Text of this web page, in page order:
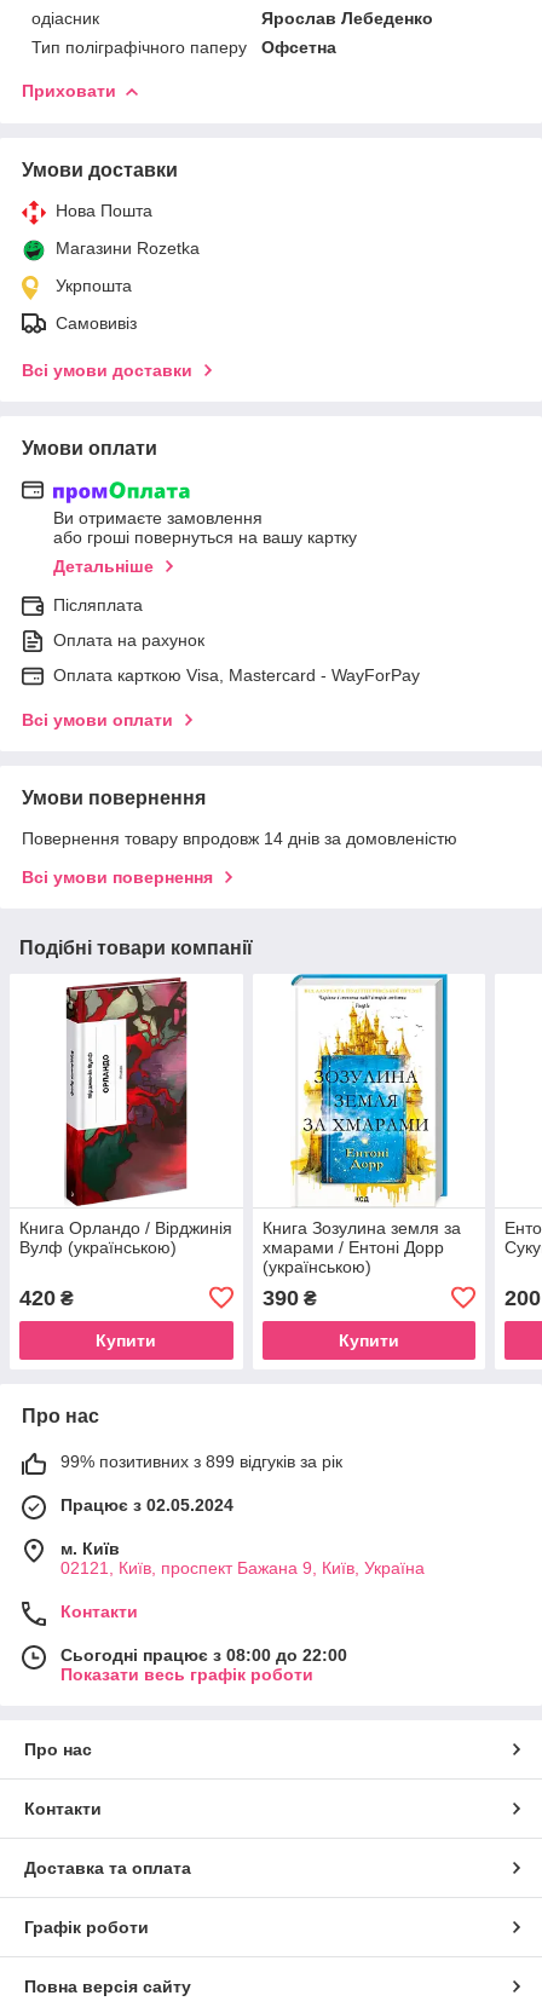
одіасник
Ярослав Лебеденко
Тип поліграфічного паперу
Офсетна
Приховати
Умови доставки
Нова Пошта
Магазини Rozetka
Укрпошта
Самовивіз
Всі умови доставки
Умови оплати
Ви отримаєте замовлення
або гроші повернуться на вашу картку
Детальніше
Післяплата
Оплата на рахунок
Оплата карткою Visa, Mastercard - WayForPay
Всі умови оплати
Умови повернення
Повернення товару впродовж 14 днів за домовленістю
Всі умови повернення
Подібні товари компанії
Книга Орландо / Вірджинія
Вулф (українською)
420 ₴
Купити
Книга Зозулина земля за
хмарами / Ентоні Дорр
(українською)
390₴
Купити
200
Про нас
99% позитивних з 899 відгуків за рік
Працює з 02.05.2024
м. Київ
02121, Київ, проспект Бажана 9, Київ, Україна
Контакти
Сьогодні працює з 08:00 до 22:00
Показати весь графік роботи
Про нас
Контакти
Доставка та оплата
Графік роботи
Повна версія сайту